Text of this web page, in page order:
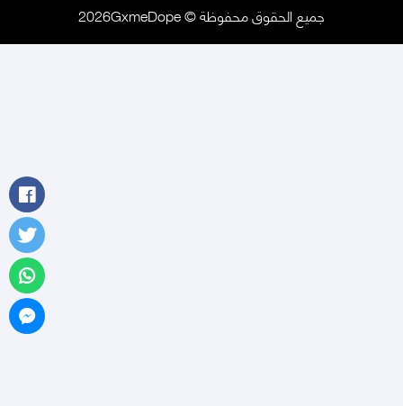
جميع الحقوق محفوظة © 2026GxmeDope